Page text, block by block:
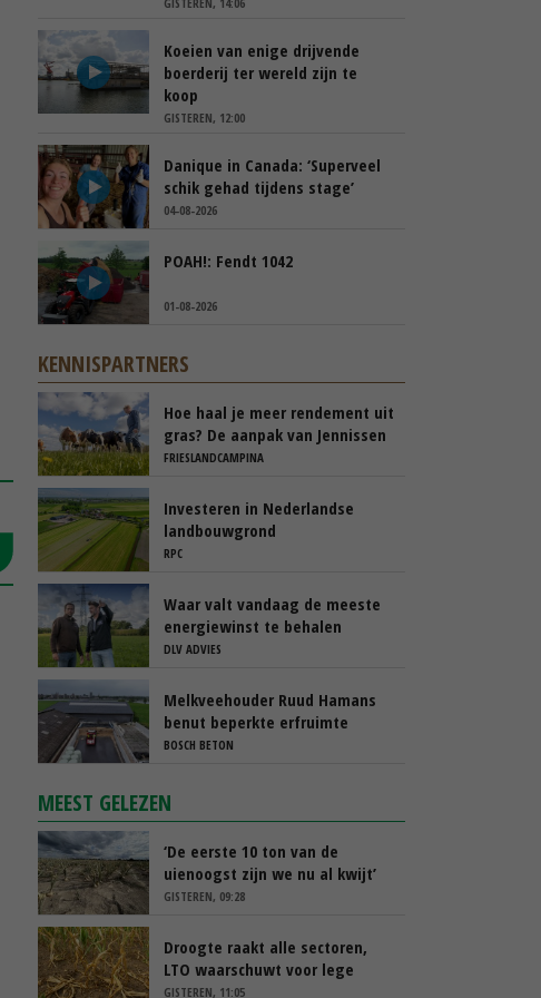
Koeien van enige drijvende
boerderij ter wereld zijn te
koop
GISTEREN, 12:00
Danique in Canada: ‘Superveel
schik gehad tijdens stage’
04-08-2026
POAH!: Fendt 1042
01-08-2026
KENNISPARTNERS
Hoe haal je meer rendement uit
gras? De aanpak van Jennissen
FRIESLANDCAMPINA
Investeren in Nederlandse
landbouwgrond
RPC
Waar valt vandaag de meeste
energiewinst te behalen
DLV ADVIES
Melkveehouder Ruud Hamans
benut beperkte erfruimte
efficiënt met compacte
BOSCH BETON
MEEST GELEZEN
‘De eerste 10 ton van de
uienoogst zijn we nu al kwijt’
GISTEREN, 09:28
Droogte raakt alle sectoren,
LTO waarschuwt voor lege
schappen
GISTEREN, 11:05